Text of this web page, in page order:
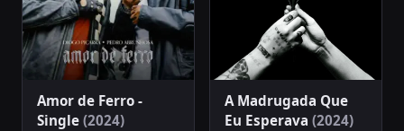
Amor de Ferro -
Single (2024)
A Madrugada Que
Eu Esperava (2024)